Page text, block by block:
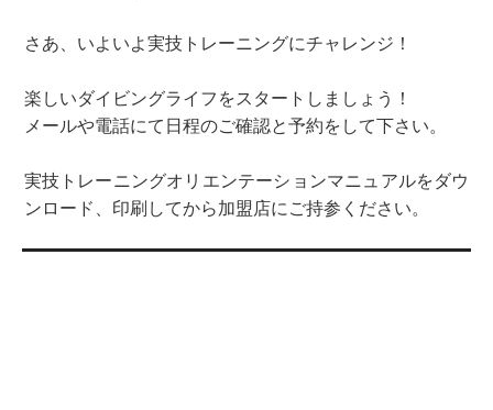
さあ、いよいよ実技トレーニングにチャレンジ！
楽しいダイビングライフをスタートしましょう！
メールや電話にて日程のご確認と予約をして下さい。
実技トレーニングオリエンテーションマニュアルをダウ
ンロード、印刷してから加盟店にご持参ください。